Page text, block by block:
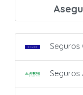
Seguros
Seguros